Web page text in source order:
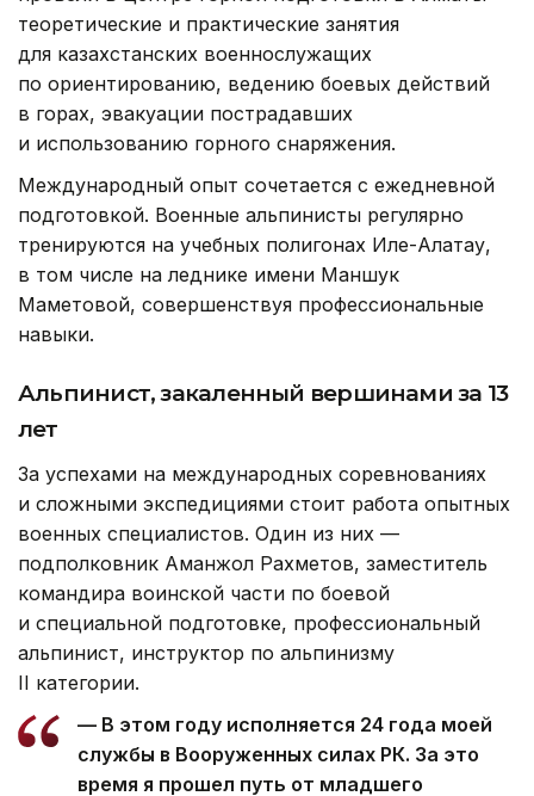
теоретические и практические занятия
для казахстанских военнослужащих
по ориентированию, ведению боевых действий
в горах, эвакуации пострадавших
и использованию горного снаряжения.
Международный опыт сочетается с ежедневной
подготовкой. Военные альпинисты регулярно
тренируются на учебных полигонах Иле-Алатау,
в том числе на леднике имени Маншук
Маметовой, совершенствуя профессиональные
навыки.
Альпинист, закаленный вершинами за 13
лет
За успехами на международных соревнованиях
и сложными экспедициями стоит работа опытных
военных специалистов. Один из них —
подполковник Аманжол Рахметов, заместитель
командира воинской части по боевой
и специальной подготовке, профессиональный
альпинист, инструктор по альпинизму
II категории.
— В этом году исполняется 24 года моей
службы в Вооруженных силах РК. За это
время я прошел путь от младшего